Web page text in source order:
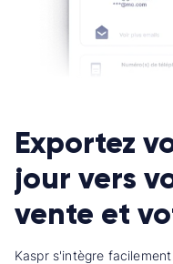
Exportez
jour vers
vente et
Kaspr s'intègre